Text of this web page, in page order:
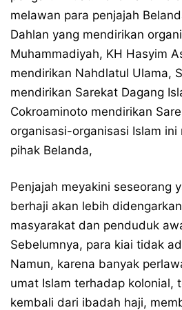
melawan para penjajah
Dahlan yang mendirikan
Muhammadiyah, KH Hasyim
mendirikan Nahdlatul Ulama,
mendirikan Sarekat Dagang
Cokroaminoto mendirikan
organisasi-organisasi Islam ini
pihak Belanda,
Penjajah meyakini seseorang
berhaji akan lebih
masyarakat dan penduduk
Sebelumnya, para kiai tidak
Namun, karena banyak
umat Islam terhadap kolonial,
kembali dari ibadah haji,